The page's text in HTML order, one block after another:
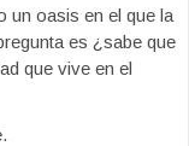
un oasis en el que la
es ¿sabe que
que vive en el